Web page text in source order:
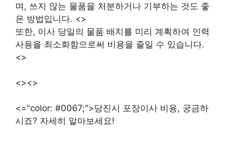
며, 쓰지 않는 물품을 처분하거나 기부하는 것도 좋
은 방법입니다. <>
또한, 이사 당일의 물품 배치를 미리 계획하여 인력
사용을 최소화함으로써 비용을 줄일 수 있습니다.
<>
<><>
<="color: #0067;">당진시 포장이사 비용, 궁금하
시죠? 자세히 알아보세요!